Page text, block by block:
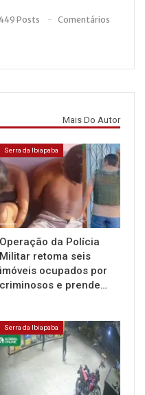
Posts Comentários
Mais Do Autor
Serra da Ibiapaba
Operação da Polícia
Militar retoma seis
imóveis ocupados por
criminosos e prende…
Serra da Ibiapaba